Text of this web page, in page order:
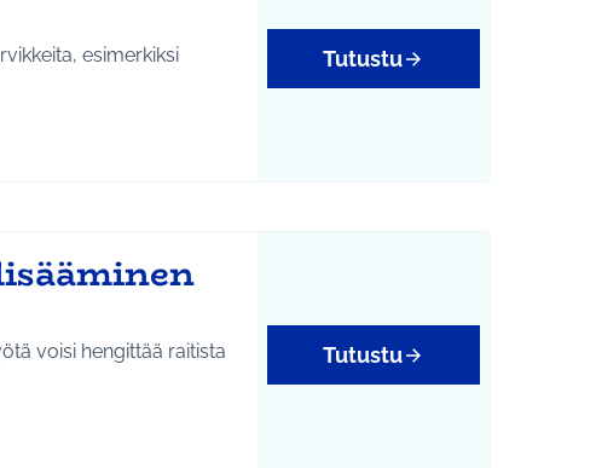
esimerkiksi
Tutustu
voisi hengittää raitista
Tutustu